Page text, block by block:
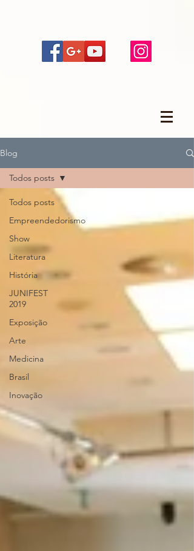
Blog
Todos posts
Empreendedorismo
Show
Literatura
História
JUNIFEST
2019
Exposição
Arte
Medicina
Brasil
Inovação
Todos posts